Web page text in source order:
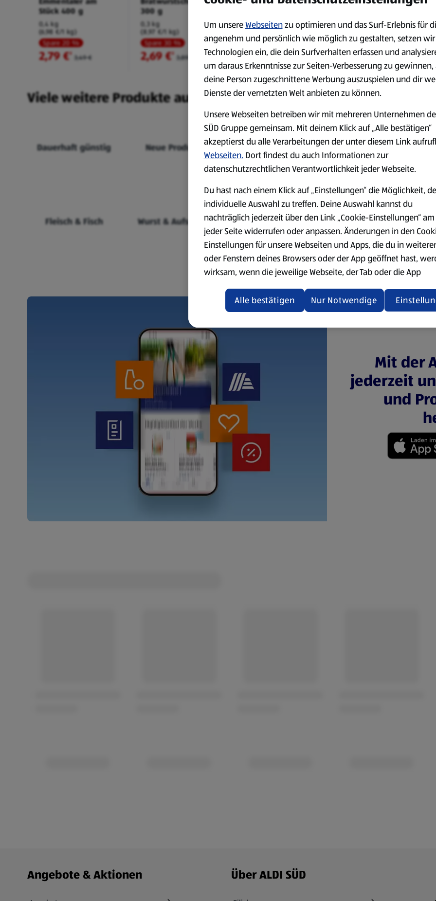
Stück 400 g
0,4 kg
(6,98 €/1 kg)
Spare 20 %
2,79 €² 3,49 €
300 g
0,3 kg
(8,97 €/1 kg)
Spare 30 %
2,69 €² 3,89 €
0,18 kg
(4,51 €/1 kg)
Spare 38 %
0,79 €² 1,29 €
0,75 l
Spare 20 %
2,79 €² 3,49 €
Viele weitere Produkte aus unserem Sortiment.
Dauerhaft günstig Neue Produkte Markenprodukte Bio-Produkte
Fleisch & Fisch Wurst & Aufschnitt Käse
Milchprodukte &
Eier
Mit der
jederzeit
und
Fußzeilenmenü - weitere Links
Angebote & Aktionen Über ALDI SÜD
Um unsereWebseitenzu optimieren und das Surf-Erlebnis für
angenehm und persönlich wie möglich zu gestalten, setzen wir
Technologien ein, die dein Surfverhalten erfassen und
um daraus Erkenntnisse zur Seiten-Verbesserung zu gewinnen,
deine Person zugeschnittene Werbung auszuspielen und dir
Dienste der vernetzten Welt anbieten zu können.
Unsere Webseiten betreiben wir mit mehreren Unternehmen
SÜD Gruppe gemeinsam. Mit deinem Klick auf „Alle bestätigen“
akzeptierst du alle Verarbeitungen der unter diesem Link
Webseiten. Dort findest du auch Informationen zur
datenschutzrechtlichen Verantwortlichkeit jeder Webseite.
Du hast nach einem Klick auf „Einstellungen“ die Möglichkeit,
individuelle Auswahl zu treffen. Deine Auswahl kannst du
nachträglich jederzeit über den Link „Cookie-Einstellungen“
jeder Seite widerrufen oder anpassen. Änderungen in den
Einstellungen für unsere Webseiten und Apps, die du in
oder Fenstern deines Browsers oder der App geöffnet hast,
wirksam, wenn die jeweilige Webseite, der Tab oder die App
aktualisiert oder geschlossen und anschließend wieder geöffnet
Datenschutzerklärung zur Verfügung.
Übersicht der Webseitenbetreiber und Datenschutzerklärungen
Nur Notwendige
Alle bestätigen